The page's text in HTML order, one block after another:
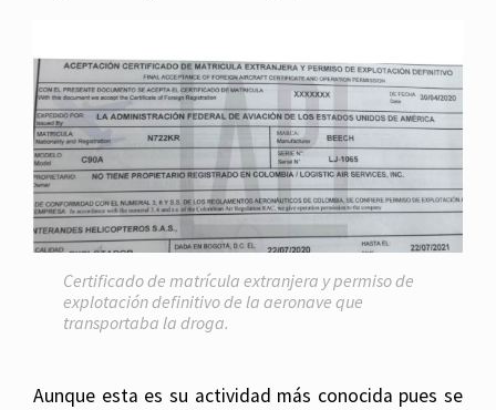
Certificado de matrícula extranjera y permiso de
explotación definitivo de la aeronave que
transportaba la droga.
Aunque esta es su actividad más conocida pues se